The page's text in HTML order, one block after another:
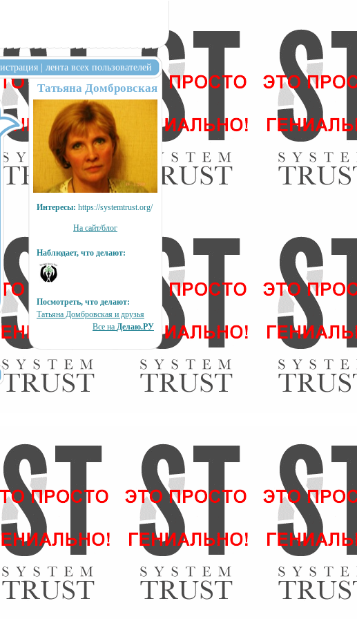
| лента всех пользователей
Татьяна Домбровская
Интересы: https://systemtrust.org/
На сайт/блог
Наблюдает, что делают:
Посмотреть, что делают:
Татьяна Домбровская и друзья
Все на Делаю.РУ